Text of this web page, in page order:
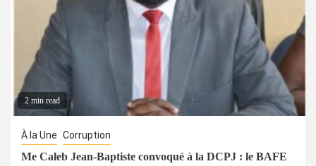
2 min read
À la Une Corruption
Me Caleb Jean-Baptiste convoqué à la DCPJ : le BAFE